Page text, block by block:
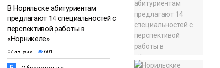
В Норильске абитуриентам
предлагают 14 специальностей с
перспективой работы в
«Норникеле»
07 августа 601